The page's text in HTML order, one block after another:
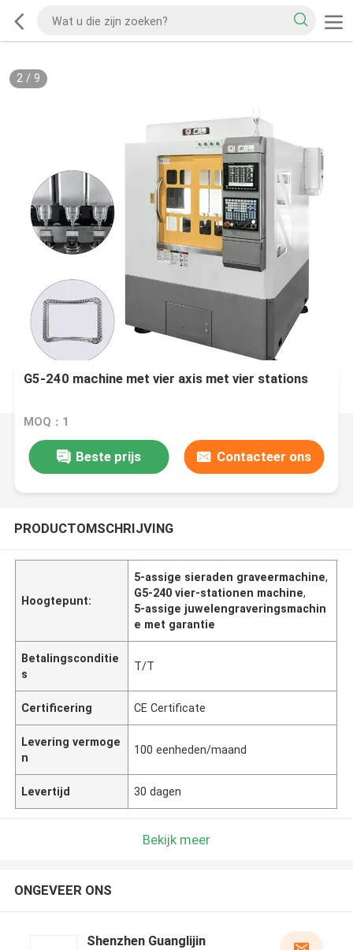
2/ 9
G5-240 machine met vier axis met vier stations
MOQ：1
Beste prijs Contacteer ons
PRODUCTOMSCHRIJVING
Hoogtepunt:
5-assige sieraden graveermachine,
G5-240 vier-stationen machine,
5-assige juwelengraveringsmachin
e met garantie
Betalingsconditie
s
T/T
Certificering CE Certificate
Levering vermoge
n
100 eenheden/maand
Levertijd 30 dagen
Bekijk meer
ONGEVEER ONS
Shenzhen Guanglijin